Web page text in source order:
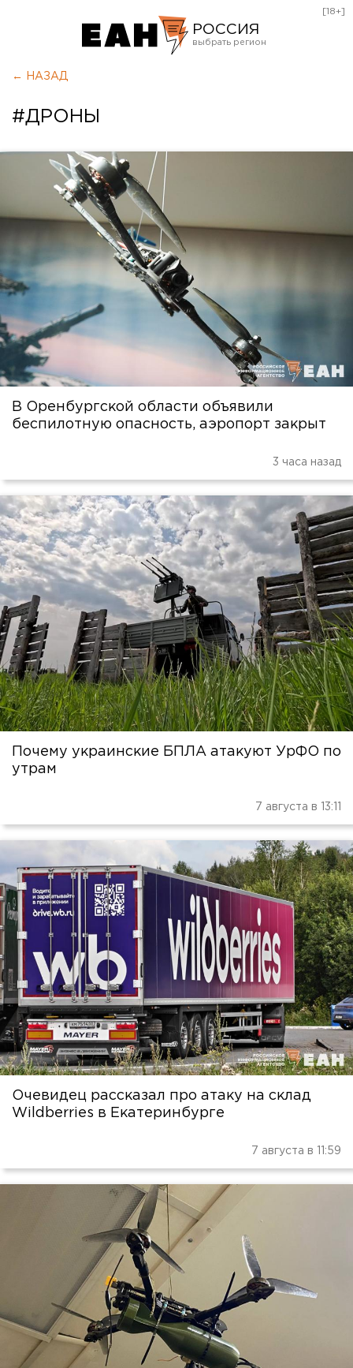
РОССИЯ
Оренбург
[18+]
← НАЗАД
#ДРОНЫ
В Оренбургской области объявили
беспилотную опасность, аэропорт закрыт
3 часа назад
Почему украинские БПЛА атакуют УрФО по
утрам
7 августа в 13:11
Очевидец рассказал про атаку на склад
Wildberries в Екатеринбурге
7 августа в 11:59